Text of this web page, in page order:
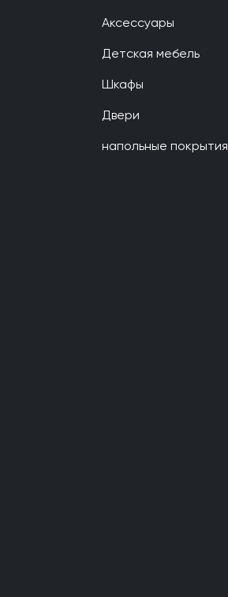
Аксессуары
Детская мебель
Шкафы
Двери
напольные покрытия